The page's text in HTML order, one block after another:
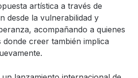
artística a través de
desde la vulnerabilidad y
acompañando a quienes
creer también implica